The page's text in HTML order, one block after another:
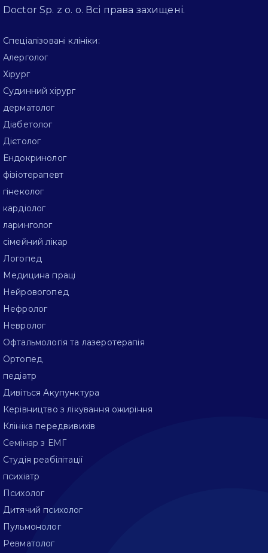
Doctor Sp. z o. o. Всі права захищені.
Спеціалізовані клініки:
Алерголог
Хірург
Судинний хірург
дерматолог
Діабетолог
Дієтолог
Ендокринолог
фізіотерапевт
гінеколог
кардіолог
ларинголог
сімейний лікар
Логопед
Медицина праці
Нейровогопед
Нефролог
Невролог
Офтальмологія та лазеротерапія
Ортопед
педіатр
Дивіться Акупунктура
Керівництво з лікування ожиріння
Клініка передвивихів
Семінар з ЕМГ
Студія реабілітації
психіатр
Психолог
Дитячий психолог
Пульмонолог
Ревматолог